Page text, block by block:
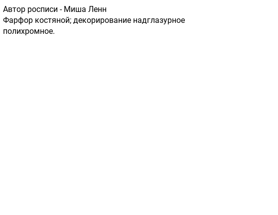
Автор росписи - Миша Ленн
Фарфор костяной; декорирование надглазурное
полихромное.